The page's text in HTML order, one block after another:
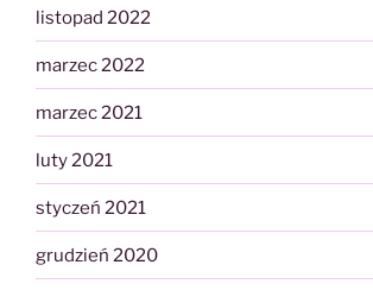
listopad 2022
marzec 2022
marzec 2021
luty 2021
styczeń 2021
grudzień 2020